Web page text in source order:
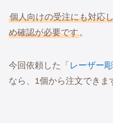
個人向けの受注にも対応
め確認が必要です。
今回依頼した「 レーザー
なら、1個から注文できま